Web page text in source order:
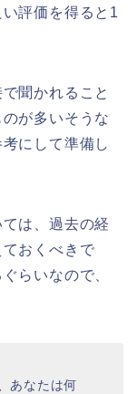
評価を得ると1
聞かれること
が多いそうな
にして準備し
ては、過去の経
おくべきで
らいなので、
あなたは何